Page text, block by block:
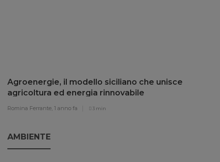
Agroenergie, il modello siciliano che unisce
agricoltura ed energia rinnovabile
Romina Ferrante, 1 anno fa 3 min
AMBIENTE